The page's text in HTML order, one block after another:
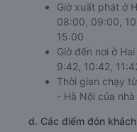
Giờ xuất phát ở
08:00, 09:00,
15:00
Giờ đến nơi ở
9:42, 10:42,
Thời gian chạy
- Hà Nội của nhà
d. Các điểm đón